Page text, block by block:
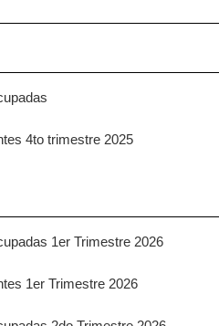
4to trimestre 2025
1er Trimestre 2026
1er Trimestre 2026